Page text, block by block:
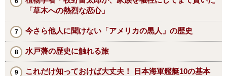
「草木への熱烈な恋心」
今さら他人に聞けない「アメリカの黒人」の歴史
水戸藩の歴史に触れる旅
これだけ知っておけば大丈夫！ 日本海軍艦艇10の基本